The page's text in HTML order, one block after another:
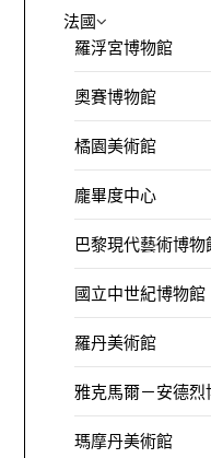
法國
羅浮宮博物館
奧賽博物館
橘園美術館
龐畢度中心
巴黎現代藝術博物
國立中世紀博物館
羅丹美術館
雅克馬爾－安德烈
瑪摩丹美術館